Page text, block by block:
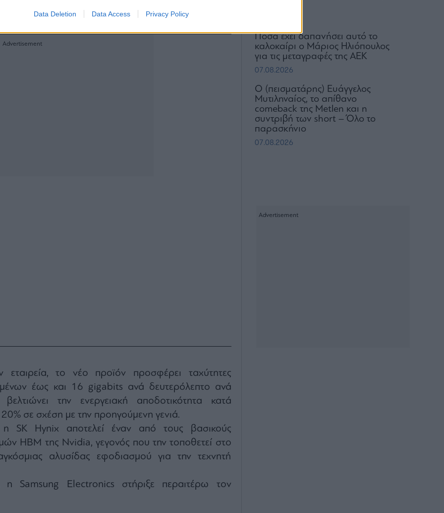
Data Deletion Data Access Privacy Policy
το νέο προϊόν προσφέρει ταχύτητες
έως και 16 gigabits ανά δευτερόλεπτο ανά
την ενεργειακή αποδοτικότητα κατά
σε σχέση με την προηγούμενη γενιά.
η SK Hynix αποτελεί έναν από τους βασικούς
HBM της Nvidia, γεγονός που την τοποθετεί στο
αλυσίδας εφοδιασμού για την τεχνητή
η Samsung Electronics στήριξε περαιτέρω τον
Πόσα έχει δαπανήσει αυτό το
καλοκαίρι ο Μάριος Ηλιόπουλος
για τις μεταγραφές της ΑΕΚ
07.08.2026
Ο (πεισματάρης) Ευάγγελος
Μυτιληναίος, το απίθανο
comeback της Μetlen και η
συντριβή των short – Όλο το
παρασκήνιο
07.08.2026